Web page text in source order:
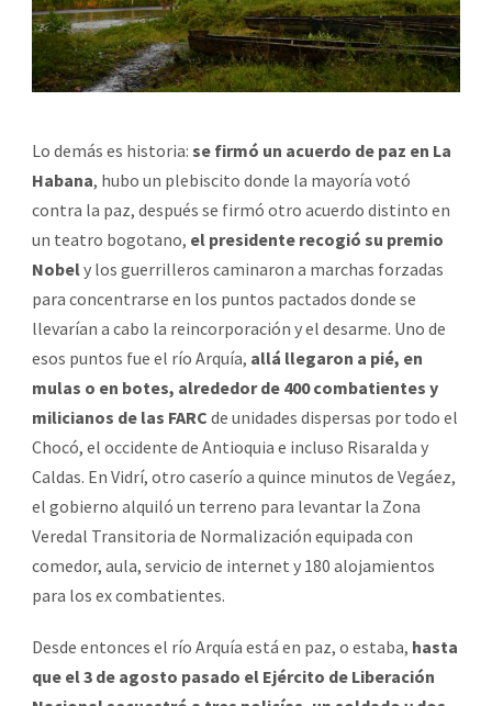
Lo demás es historia: se firmó un acuerdo de paz en La
Habana, hubo un plebiscito donde la mayoría votó
contra la paz, después se firmó otro acuerdo distinto en
un teatro bogotano, el presidente recogió su premio
Nobely los guerrilleros caminaron a marchas forzadas
para concentrarse en los puntos pactados donde se
llevarían a cabo la reincorporación y el desarme. Uno de
esos puntos fue el río Arquía, allá llegaron a pié, en
mulas o en botes, alrededor de 400 combatientes y
milicianos de las FARC de unidades dispersas por todo el
Chocó, el occidente de Antioquia e incluso Risaralda y
Caldas. En Vidrí, otro caserío a quince minutos de Vegáez,
el gobierno alquiló un terreno para levantar la Zona
Veredal Transitoria de Normalización equipada con
comedor, aula, servicio de internet y 180 alojamientos
para los ex combatientes.
Desde entonces el río Arquía está en paz, o estaba, hasta
que el 3 de agosto pasado el Ejército de Liberación